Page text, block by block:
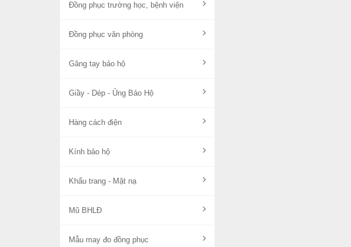
Đồng phục trường học, bệnh viện
Đồng phục văn phòng
Găng tay bảo hộ
Giầy - Dép - Ủng Bảo Hộ
Hàng cách điện
Kính bảo hộ
Khẩu trang - Mặt nạ
Mũ BHLĐ
Mẫu may đo đồng phục